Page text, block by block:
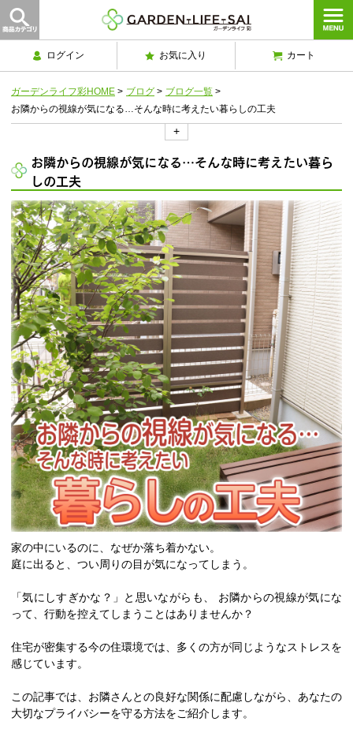
ログイン お気に入り カート
ガーデンライフ彩HOME > ブログ > ブログ一覧 >
お隣からの視線が気になる…そんな時に考えたい暮らしの工夫
+
お隣からの視線が気になる…そんな時に考えたい暮ら
しの工夫
家の中にいるのに、なぜか落ち着かない。
庭に出ると、つい周りの目が気になってしまう。
「気にしすぎかな？」と思いながらも、 お隣からの視線が気にな
って、行動を控えてしまうことはありませんか？
住宅が密集する今の住環境では、多くの方が同じようなストレスを
感じています。
この記事では、お隣さんとの良好な関係に配慮しながら、あなたの
大切なプライバシーを守る方法をご紹介します。